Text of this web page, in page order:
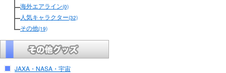
海外エアライン(0)
人気キャラクター(32)
その他(19)
JAXA・NASA・宇宙